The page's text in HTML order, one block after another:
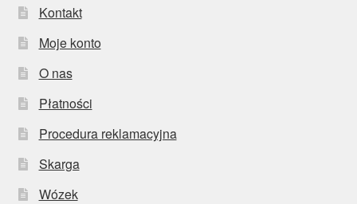
Kontakt
Moje konto
O nas
Płatności
Procedura reklamacyjna
Skarga
Wózek